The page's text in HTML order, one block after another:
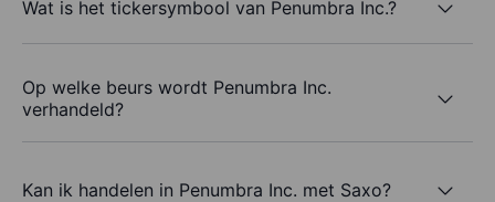
Wat is het tickersymbool van Penumbra Inc.?
Op welke beurs wordt Penumbra Inc.
verhandeld?
Kan ik handelen in Penumbra Inc. met Saxo?